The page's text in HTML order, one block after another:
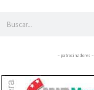
– patrocinadores –